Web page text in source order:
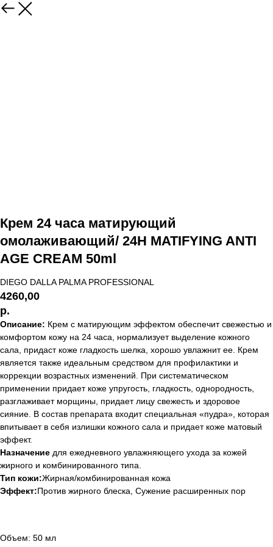
Крем 24 часа матирующий
омолаживающий/ 24H MATIFYING ANTI
AGE CREAM 50ml
DIEGO DALLA PALMA PROFESSIONAL
4260,00
р.
Описание: Крем с матирующим эффектом обеспечит свежестью и
комфортом кожу на 24 часа, нормализует выделение кожного
сала, придаст коже гладкость шелка, хорошо увлажнит ее. Крем
является также идеальным средством для профилактики и
коррекции возрастных изменений. При систематическом
применении придает коже упругость, гладкость, однородность,
разглаживает морщины, придает лицу свежесть и здоровое
сияние. В состав препарата входит специальная «пудра», которая
впитывает в себя излишки кожного сала и придает коже матовый
эффект.
Назначение для ежедневного увлажняющего ухода за кожей
жирного и комбинированного типа.
Тип кожи:Жирная/комбинированная кожа
Эффект:Против жирного блеска, Cужение расширенных пор
Объем: 50 мл